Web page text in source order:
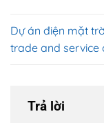
Dự án điện mặt
trade and service
Trả lời